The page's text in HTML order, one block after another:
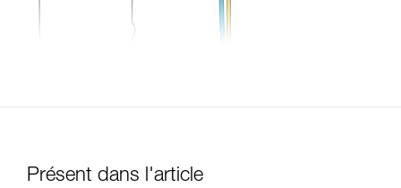
Présent dans l'article